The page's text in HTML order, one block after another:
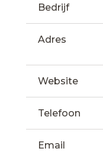
Bedrijf
Adres
Website
Telefoon
Email